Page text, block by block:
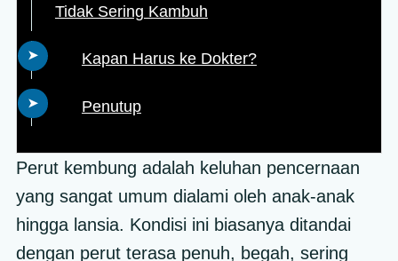
Tidak Sering Kambuh
Kapan Harus ke Dokter?
Penutup
Perut kembung adalah keluhan pencernaan
yang sangat umum dialami oleh anak-anak
hingga lansia. Kondisi ini biasanya ditandai
dengan perut terasa penuh, begah, sering